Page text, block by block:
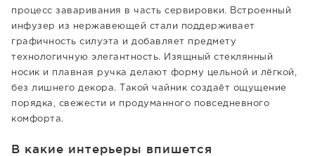
процесс заваривания в часть сервировки. Встроенный
инфузер из нержавеющей стали поддерживает
графичность силуэта и добавляет предмету
технологичную элегантность. Изящный стеклянный
носик и плавная ручка делают форму цельной и лёгкой,
без лишнего декора. Такой чайник создаёт ощущение
порядка, свежести и продуманного повседневного
комфорта.
В какие интерьеры впишется